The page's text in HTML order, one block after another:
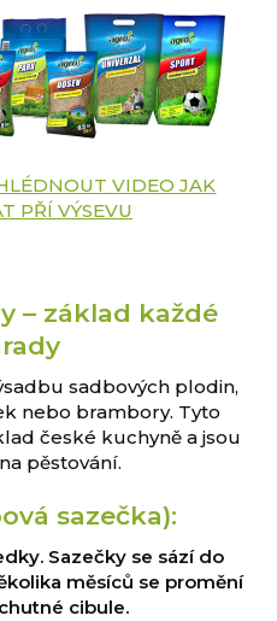
VIDEO JAK
PŘÍ VÝSEVU
– základ každé
sadbových plodin,
nebo brambory. Tyto
české kuchyně a jsou
pěstování.
sazečka):
Sazečky se sází do
měsíců se promění
cibule.